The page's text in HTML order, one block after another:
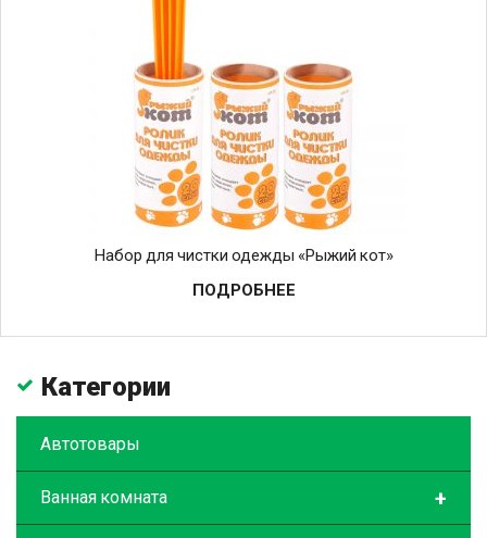
Набор для чистки одежды «Рыжий кот»
ПОДРОБНЕЕ
Категории
Автотовары
+
Ванная комната